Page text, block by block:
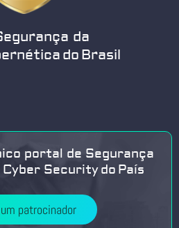
da
do Brasil
portal de Segurança
Security do País
patrocinador